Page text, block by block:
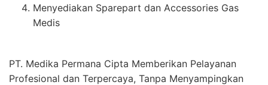
Menyediakan Sparepart dan Accessories Gas
Medis
PT. Medika Permana Cipta Memberikan Pelayanan
Profesional dan Terpercaya, Tanpa Menyampingkan